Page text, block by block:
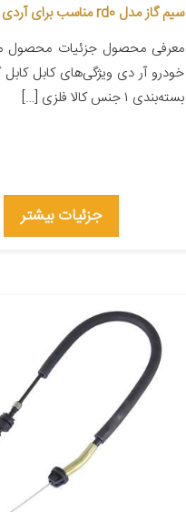
سیم گاز مدل rd0 مناسب برای آردی انژکتوری
معرفی محصول جزئیات محصول
خودرو آر دی ویژگی‌های کابل کابل
بسته‌بندی ۱ جنس کالا فلزی […]
جزئیات بیشتر